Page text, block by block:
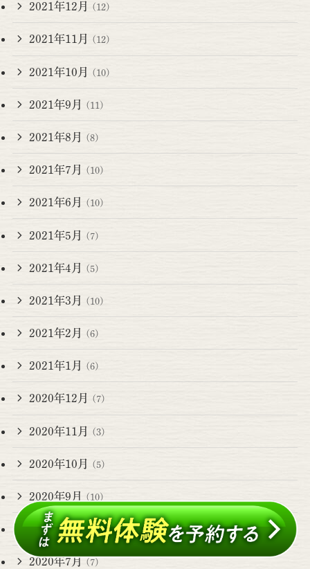
2021年12月 (12)
2021年11月 (12)
2021年10月 (10)
2021年9月 (11)
2021年8月 (8)
2021年7月 (10)
2021年6月 (10)
2021年5月 (7)
2021年4月 (5)
2021年3月 (10)
2021年2月 (6)
2021年1月 (6)
2020年12月 (7)
2020年11月 (3)
2020年10月 (5)
2020年9月 (10)
2020年8月(3)
2020年7月 (7)